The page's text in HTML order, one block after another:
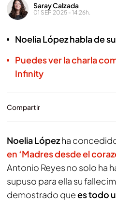
Saray Calzada
01 SEP 2025 - 14:26h.
Noelia López habla de
Puedes ver la charla
Infinity
Compartir
Noelia Lópezha
en ‘Madres desde el
Antonio Reyes no solo ha
supuso para ella su
demostrado quees todo